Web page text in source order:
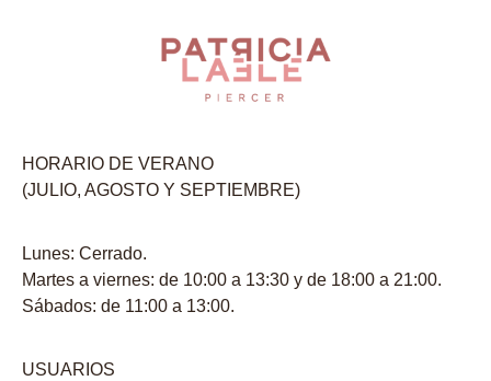
HORARIO DE VERANO
(JULIO, AGOSTO Y SEPTIEMBRE)
Lunes: Cerrado.
Martes a viernes: de 10:00 a 13:30 y de 18:00 a 21:00.
Sábados: de 11:00 a 13:00.
USUARIOS